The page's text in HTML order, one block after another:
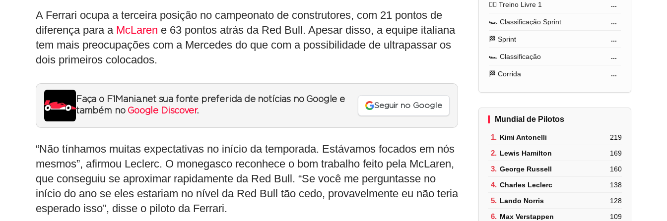
A Ferrari ocupa a terceira posição no campeonato de construtores, com 21 pontos de
diferença para a McLaren e 63 pontos atrás da Red Bull. Apesar disso, a equipe italiana
tem mais preocupações com a Mercedes do que com a possibilidade de ultrapassar os
dois primeiros colocados.
Faça o F1Mania.net sua fonte preferida de notícias no Google e
também no Google Discover.
Seguir no Google
“Não tínhamos muitas expectativas no início da temporada. Estávamos focados em nós
mesmos”, afirmou Leclerc. O monegasco reconhece o bom trabalho feito pela McLaren,
que conseguiu se aproximar rapidamente da Red Bull. “Se você me perguntasse no
início do ano se eles estariam no nível da Red Bull tão cedo, provavelmente eu não teria
esperado isso”, disse o piloto da Ferrari.
🏋️‍♂️ Treino Livre 1 ...
🏎️ Classificação Sprint ...
🏁 Sprint ...
🏎️ Classificação ...
🏁 Corrida ...
Mundial de Pilotos
1. Kimi Antonelli 219
2. Lewis Hamilton 169
3. George Russell 160
4. Charles Leclerc 138
5. Lando Norris 128
6. Max Verstappen 109